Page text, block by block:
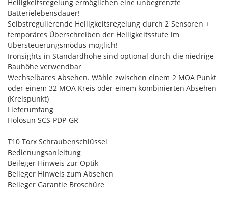
Helligkeitsregelung ermöglichen eine unbegrenzte
Batterielebensdauer!
Selbstregulierende Helligkeitsregelung durch 2 Sensoren +
temporäres Überschreiben der Helligkeitsstufe im
Übersteuerungsmodus möglich!
Ironsights in Standardhöhe sind optional durch die niedrige
Bauhöhe verwendbar
Wechselbares Absehen. Wähle zwischen einem 2 MOA Punkt
oder einem 32 MOA Kreis oder einem kombinierten Absehen
(Kreispunkt)
Lieferumfang
Holosun SCS-PDP-GR
T10 Torx Schraubenschlüssel
Bedienungsanleitung
Beileger Hinweis zur Optik
Beileger Hinweis zum Absehen
Beileger Garantie Broschüre